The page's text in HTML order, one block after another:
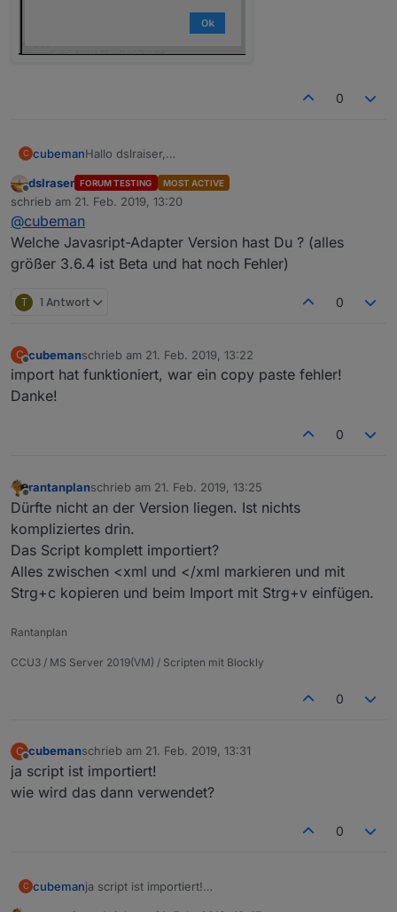
0
C cubemanHallo dslraiser,
Offline
dslraser FORUM TESTING MOST ACTIVE
schrieb am 21. Feb. 2019, 13:20
zuletzt editiert von
@cubeman
Welche Javasript-Adapter Version hast Du ? (alles
größer 3.6.4 ist Beta und hat noch Fehler)
T 1 Antwort 0
C
Offline
cubemanschrieb am 21. Feb. 2019, 13:22
zuletzt editiert von
import hat funktioniert, war ein copy paste fehler!
Danke!
0
Offline
rantanplanschrieb am 21. Feb. 2019, 13:25
zuletzt editiert von
Dürfte nicht an der Version liegen. Ist nichts
kompliziertes drin.
Das Script komplett importiert?
Alles zwischen <xml und </xml markieren und mit
Strg+c kopieren und beim Import mit Strg+v einfügen.
Rantanplan
CCU3 / MS Server 2019(VM) / Scripten mit Blockly
0
C
Offline
cubemanschrieb am 21. Feb. 2019, 13:31
zuletzt editiert von
ja script ist importiert!
wie wird das dann verwendet?
0
C cubemanja script ist importiert!